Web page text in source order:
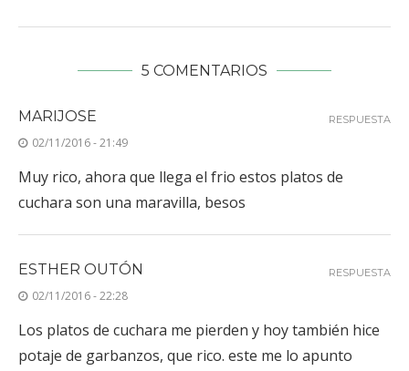
5 COMENTARIOS
MARIJOSE
02/11/2016 - 21:49
Muy rico, ahora que llega el frio estos platos de
cuchara son una maravilla, besos
RESPUESTA
ESTHER OUTÓN
02/11/2016 - 22:28
Los platos de cuchara me pierden y hoy también hice
potaje de garbanzos, que rico. este me lo apunto
RESPUESTA